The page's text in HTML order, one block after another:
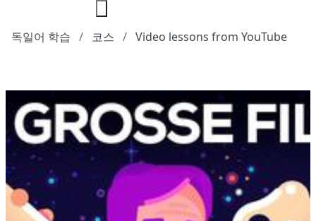
독일어 학습 코스 Video lessons from YouTube